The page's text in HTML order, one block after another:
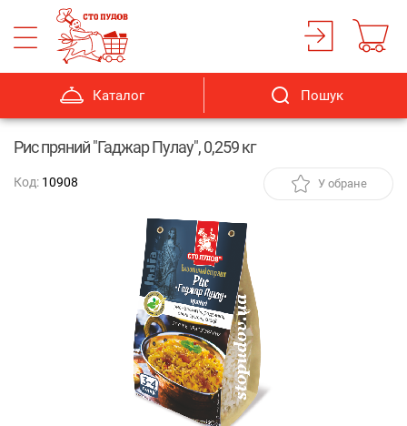
Каталог Пошук
Рис пряний "Гаджар Пулау", 0,259 кг
У обране
Код: 10908